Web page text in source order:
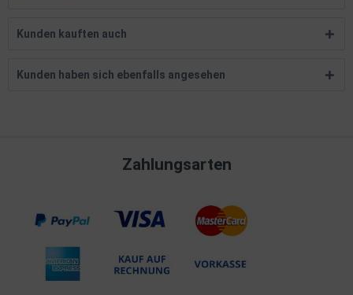
Kunden kauften auch
Kunden haben sich ebenfalls angesehen
Zahlungsarten